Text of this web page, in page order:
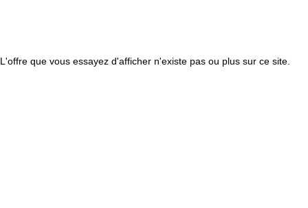
L'offre que vous essayez d'afficher n'existe pas ou plus sur ce site.